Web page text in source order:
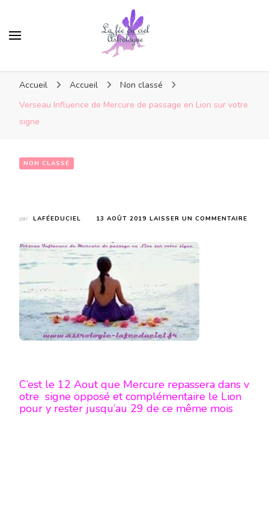
Accueil Accueil
Non classé
Verseau Influence de Mercure de passage en Lion sur votre
signe
NON CLASSÉ
par LAFÉEDUCIEL 13 AOÛT 2019 LAISSER UN COMMENTAIRE
C’est le 12 Aout que Mercure repassera dans v
otre signe opposé et complémentaire le Lion
pour y rester jusqu’au 29 de ce même mois